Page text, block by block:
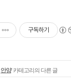
구독하기
안양' 카테고리의 다른 글